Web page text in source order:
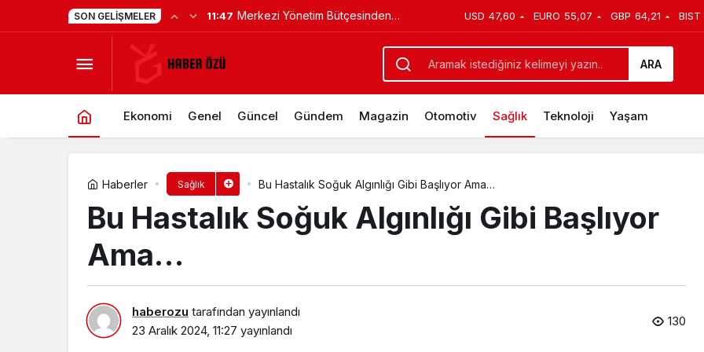
SON GELIŞMELER 11:17 Kaspersky: Doğru BT alışkanlıkları
siber dayanıklılığı güçlendiriyor
USD 47,60 EURO 55,07 GBP 64,21 BIST
ARA
Ekonomi Genel Güncel Gündem Magazin Otomotiv Sağlık Teknoloji Yaşam
Haberler Sağlık Bu Hastalık Soğuk Algınlığı Gibi Başlıyor Ama…
Bu Hastalık Soğuk Algınlığı Gibi Başlıyor
Ama…
haberozu tarafından yayınlandı
23 Aralık 2024, 11:27 yayınlandı
130
Karşıyaka’nın ‘HPV Aşı Kampanyası’ büyüyor!